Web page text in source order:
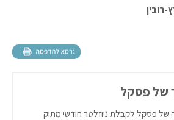
רובין
של פסקל
פסקל לקבלת ניוזלטר חודשי מתוק